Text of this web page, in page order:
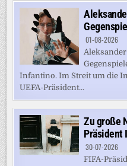
01-08-2026
Infantino. Im Streit um die
UEFA-Präsident...
Zu große
Präsident
30-07-2026
FIFA-